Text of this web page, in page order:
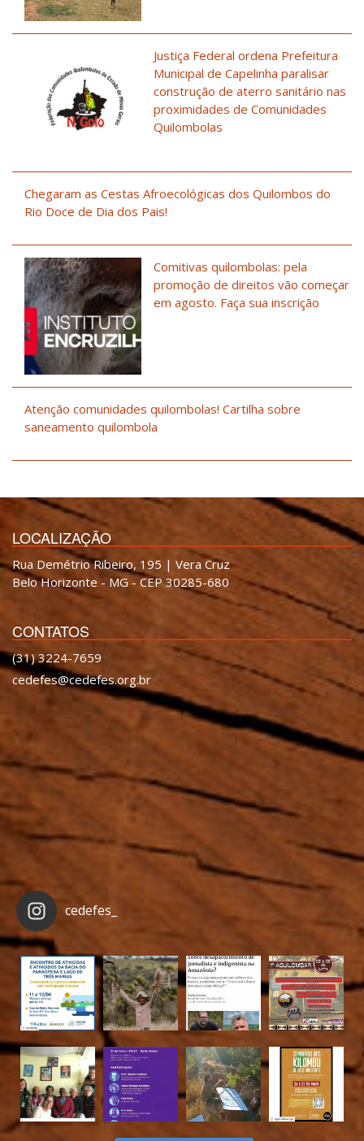
Justiça Federal ordena Prefeitura
Municipal de Capelinha paralisar
construção de aterro sanitário nas
proximidades de Comunidades
Quilombolas
Chegaram as Cestas Afroecológicas dos Quilombos do
Rio Doce de Dia dos Pais!
Comitivas quilombolas: pela
promoção de direitos vão começar
em agosto. Faça sua inscrição
Atenção comunidades quilombolas! Cartilha sobre
saneamento quilombola
LOCALIZAÇÃO
Rua Demétrio Ribeiro, 195 | Vera Cruz
Belo Horizonte - MG - CEP 30285-680
CONTATOS
(31) 3224-7659
cedefes@cedefes.org.br
cedefes_